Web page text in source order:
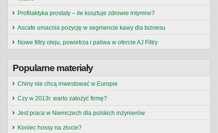
Profilaktyka prostaty – ile kosztuje zdrowie intymne?
Ascafe umacnia pozycję w segmencie kawy dla biznesu
Nowe filtry oleju, powietrza i paliwa w ofercie AJ Filtry
Popularne materiały
Chiny nie chcą inwestować w Europie
Czy w 2013r. warto założyć firmę?
Jest praca w Niemczech dla polskich inżynierów
Koniec hossy na złocie?